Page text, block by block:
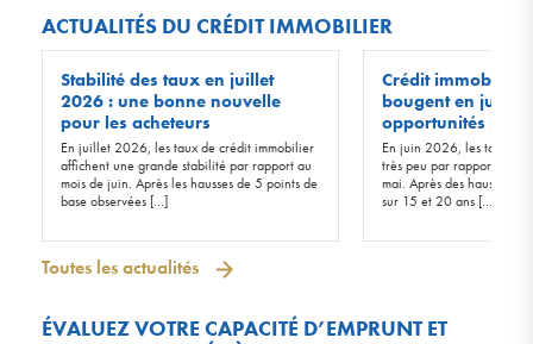
ACTUALITÉS DU CRÉDIT IMMOBILIER
Stabilité des taux en juillet
2026 : une bonne nouvelle
pour les acheteurs
En juillet 2026, les taux de crédit immobilier
affichent une grande stabilité par rapport au
mois de juin. Après les hausses de 5 points de
base observées […]
Crédit immobilier
bougent en juin
opportunités !
En juin 2026, les taux
très peu par rapport à
mai. Après des hausses
sur 15 et 20 ans […]
Toutes les actualités
ÉVALUEZ VOTRE CAPACITÉ D’EMPRUNT ET